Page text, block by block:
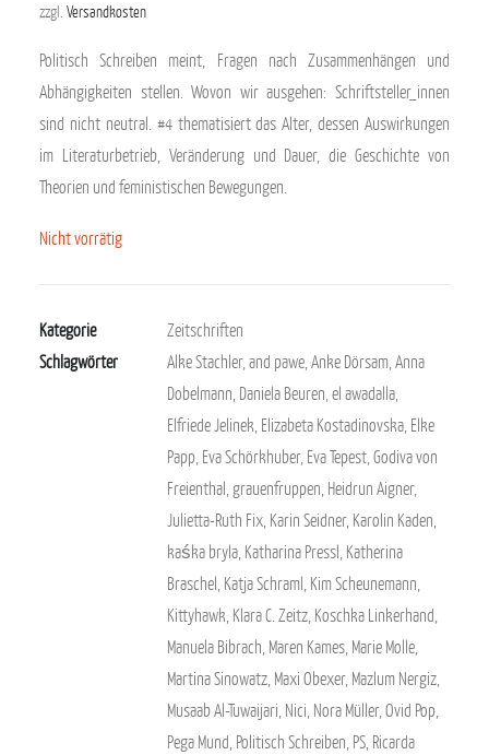
zzgl. Versandkosten
Politisch Schreiben meint, Fragen nach Zusammenhängen und
Abhängigkeiten stellen. Wovon wir ausgehen: Schriftsteller_innen
sind nicht neutral. #4 thematisiert das Alter, dessen Auswirkungen
im Literaturbetrieb, Veränderung und Dauer, die Geschichte von
Theorien und feministischen Bewegungen.
Nicht vorrätig
Kategorie
Zeitschriften
Schlagwörter
Alke Stachler,and pawe,Anke Dörsam,Anna
Dobelmann, Daniela Beuren,el awadalla,
Elfriede Jelinek, Elizabeta Kostadinovska, Elke
Papp, Eva Schörkhuber, Eva Tepest,Godiva von
Freienthal, grauenfruppen, Heidrun Aigner,
Julietta-Ruth Fix, Karin Seidner, Karolin Kaden,
kaśka bryla, Katharina Pressl, Katherina
Braschel, Katja Schraml, Kim Scheunemann,
Kittyhawk, Klara C. Zeitz, Koschka Linkerhand,
Manuela Bibrach, Maren Kames, Marie Molle,
Martina Sinowatz, Maxi Obexer, Mazlum Nergiz,
Musaab Al-Tuwaijari, Nici, Nora Müller,Ovid Pop,
Pega Mund, Politisch Schreiben, PS, Ricarda